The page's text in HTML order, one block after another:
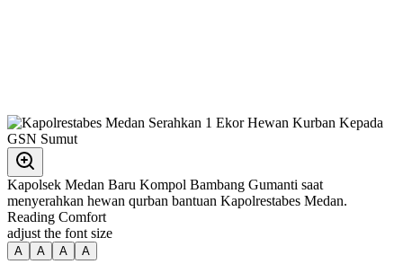
Kapolsek Medan Baru Kompol Bambang Gumanti saat
menyerahkan hewan qurban bantuan Kapolrestabes Medan.
Reading Comfort
adjust the font size
A A A A